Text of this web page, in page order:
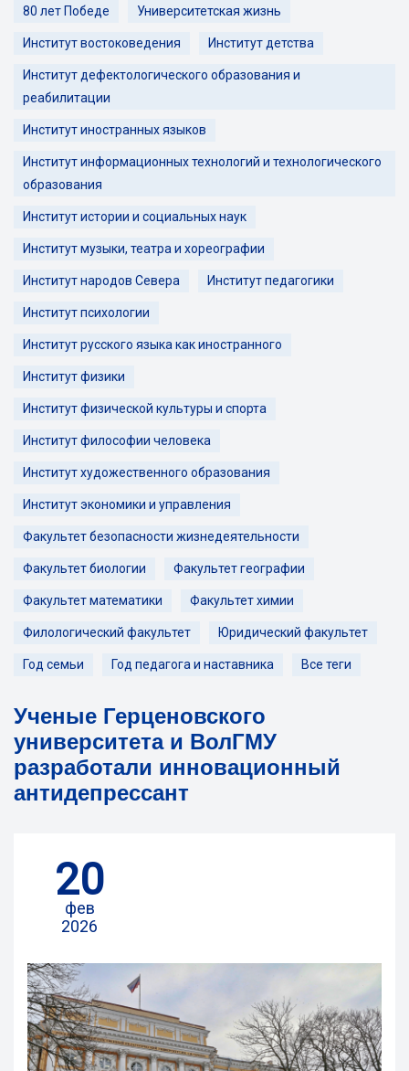
80 лет Победе Университетская жизнь
Институт востоковедения Институт детства
Институт дефектологического образования и
реабилитации
Институт иностранных языков
Институт информационных технологий и технологического
образования
Институт истории и социальных наук
Институт музыки, театра и хореографии
Институт народов Севера Институт педагогики
Институт психологии
Институт русского языка как иностранного
Институт физики
Институт физической культуры и спорта
Институт философии человека
Институт художественного образования
Институт экономики и управления
Факультет безопасности жизнедеятельности
Факультет биологии Факультет географии
Факультет математики Факультет химии
Филологический факультет Юридический факультет
Год семьи Год педагога и наставника Все теги
Ученые Герценовского
университета и ВолГМУ
разработали инновационный
антидепрессант
20
фев
2026